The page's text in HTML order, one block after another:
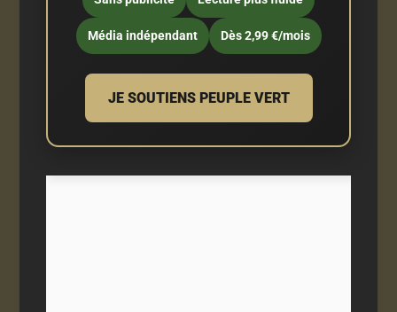
Média indépendant Dès 2,99 €/mois
JE SOUTIENS PEUPLE VERT